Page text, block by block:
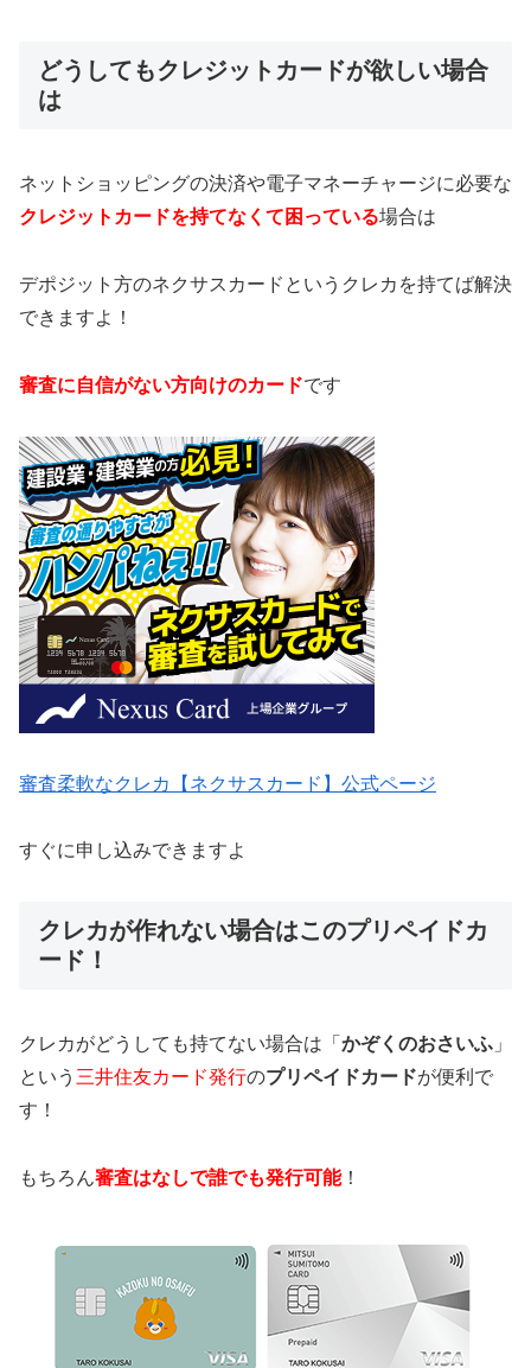
どうしてもクレジットカードが欲しい場合
は
ネットショッピングの決済や電子マネーチャージに必要な
クレジットカードを持てなくて困っている場合は
デポジット方のネクサスカードというクレカを持てば解決
できますよ！
審査に自信がない方向けのカードです
審査柔軟なクレカ【ネクサスカード】公式ページ
すぐに申し込みできますよ
クレカが作れない場合はこのプリペイドカ
ード！
クレカがどうしても持てない場合は「 かぞくのおさいふ 」
という 三井住友カード発行のプリペイドカードが便利で
す！
もちろん審査はなしで誰でも発行可能！